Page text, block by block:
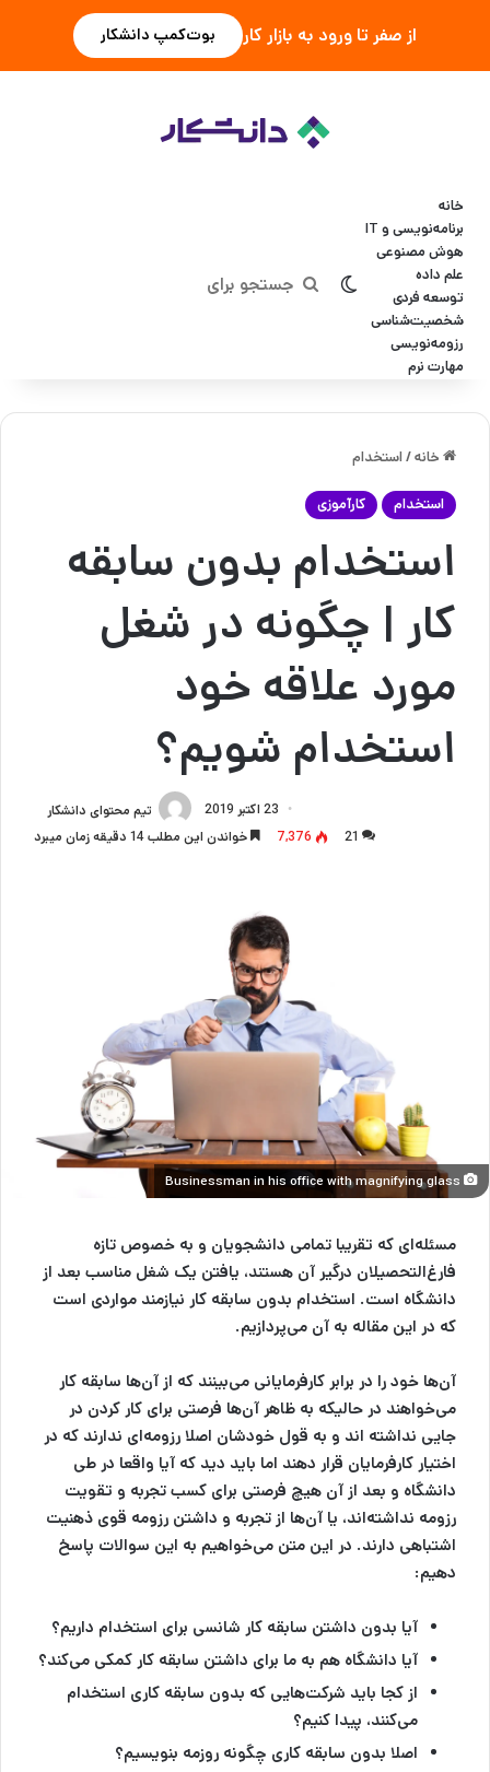
از صفر تا ورود به بازار کار بوت‌کمپ دانشکار
خانه
برنامه‌نویسی و IT
هوش مصنوعی
علم داده
توسعه فردی
شخصیت‌شناسی
رزومه‌نویسی
مهارت نرم
تغییر پوسته
جستجو
خانه/ استخدام
استخدام کارآموزی
استخدام بدون سابقه
کار | چگونه در شغل
مورد علاقه خود
استخدام شویم؟
تیم محتوای دانشکار
23 اکتبر 2019
21
7,376 خواندن این مطلب 14 دقیقه زمان میبرد
مسئله‌ای که تقریبا تمامی دانشجویان و به خصوص تازه
فارغ‌التحصیلان درگیر آن هستند، یافتن یک شغل مناسب بعد از
دانشگاه است. استخدام بدون سابقه کار نیازمند مواردی است
که در این مقاله به آن می‌پردازیم.
آن‌ها خود را در برابر کارفرمایانی می‌بینند که از آن‌ها سابقه کار
می‌خواهند در حالیکه به ظاهر آن‌ها فرصتی برای کار کردن در
جایی نداشته اند و به قول خودشان اصلا رزومه‌ای ندارند که در
اختیار کارفرمایان قرار دهند اما باید دید که آیا واقعا در طی
دانشگاه و بعد از آن هیچ فرصتی برای کسب تجربه و تقویت
رزومه نداشته‌اند، یا آن‌ها از تجربه و داشتن رزومه قوی ذهنیت
اشتباهی دارند. در این متن می‌خواهیم به این سوالات پاسخ
دهیم:
آیا بدون داشتن سابقه کار شانسی برای استخدام داریم؟
آیا دانشگاه هم به ما برای داشتن سابقه کار کمکی می‌کند؟
از کجا باید شرکت‌هایی که بدون سابقه کاری استخدام
می‌کنند، پیدا کنیم؟
اصلا بدون سابقه کاری چگونه روزمه بنویسیم؟